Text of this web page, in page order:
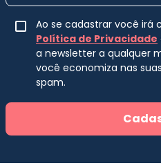
Ao se cadastrar você irá
Política de Privacidade
a newsletter a qualquer
você economiza nas
spam.